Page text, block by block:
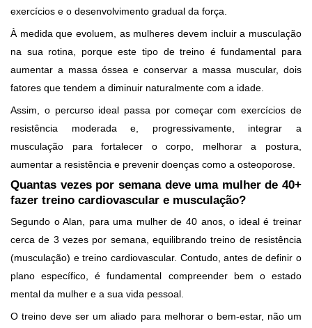
exercícios e o desenvolvimento gradual da força.
À medida que evoluem, as mulheres devem incluir a musculação
na sua rotina, porque este tipo de treino é fundamental para
aumentar a massa óssea e conservar a massa muscular, dois
fatores que tendem a diminuir naturalmente com a idade.
Assim, o percurso ideal passa por começar com exercícios de
resistência moderada e, progressivamente, integrar a
musculação para fortalecer o corpo, melhorar a postura,
aumentar a resistência e prevenir doenças como a osteoporose.
Quantas vezes por semana deve uma mulher de 40+
fazer treino cardiovascular e musculação?
Segundo o Alan, para uma mulher de 40 anos, o ideal é treinar
cerca de 3 vezes por semana, equilibrando treino de resistência
(musculação) e treino cardiovascular. Contudo, antes de definir o
plano específico, é fundamental compreender bem o estado
mental da mulher e a sua vida pessoal.
O treino deve ser um aliado para melhorar o bem-estar, não um